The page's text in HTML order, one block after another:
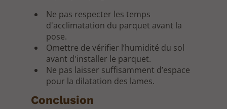
Ne pas respecter les temps
d'acclimatation du parquet avant la
pose.
Omettre de vérifier l’humidité du sol
avant d'installer le parquet.
Ne pas laisser suffisamment d’espace
pour la dilatation des lames.
Conclusion